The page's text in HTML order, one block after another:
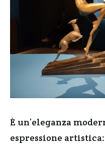
È un’eleganza
espressione